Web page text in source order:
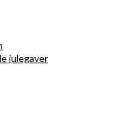
julegaver